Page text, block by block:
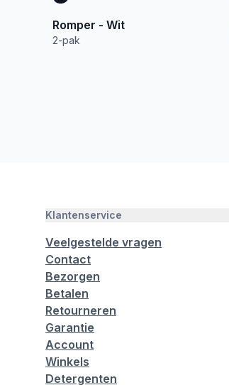
Romper - Wit
2-pak
Klantenservice
Veelgestelde vragen
Contact
Bezorgen
Betalen
Retourneren
Garantie
Account
Winkels
Detergenten